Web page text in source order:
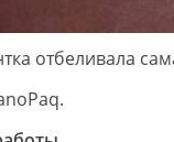
отбеливала